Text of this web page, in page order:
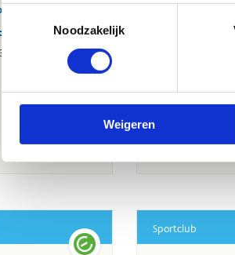
Toestemmingsselectie
Noodzakelijk
Weigeren